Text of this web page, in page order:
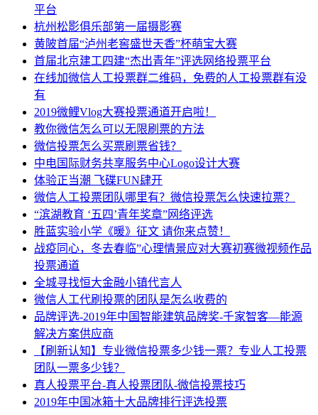
平台
杭州松影俱乐部第一届摄影赛
黄陂首届“泸州老窖盛世天香”杯萌宝大赛
首届北京建工四建“杰出青年”评选网络投票平台
在线加微信人工投票群二维码，免费的人工投票群有没
有
2019微鲤Vlog大赛投票通道开启啦！
教你微信怎么可以无限刷票的方法
微信投票怎么买票刷票省钱？
中电国际财务共享服务中心Logo设计大赛
体验正当潮 飞碟FUN肆开
微信人工投票团队哪里有？微信投票怎么快速拉票？
“滨湖教育 ‘五四’青年奖章”网络评选
胜蓝实验小学《暖》征文 请你来点赞！
战疫同心，冬去春临”心理情景应对大赛初赛微视频作品
投票通道
全城寻找恒大金融小镇代言人
微信人工代刷投票的团队是怎么收费的
品牌评选-2019年中国智能建筑品牌奖-千家智客—能源
解决方案供应商
【刷新认知】专业微信投票多少钱一票？专业人工投票
团队一票多少钱？
真人投票平台-真人投票团队-微信投票技巧
2019年中国冰箱十大品牌排行评选投票